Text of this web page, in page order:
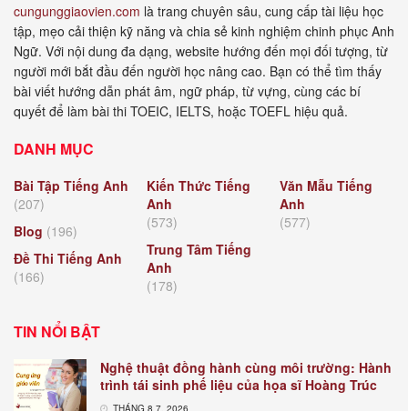
cungunggiaovien.com là trang chuyên sâu, cung cấp tài liệu học
tập, mẹo cải thiện kỹ năng và chia sẻ kinh nghiệm chinh phục Anh
Ngữ. Với nội dung đa dạng, website hướng đến mọi đối tượng, từ
người mới bắt đầu đến người học nâng cao. Bạn có thể tìm thấy
bài viết hướng dẫn phát âm, ngữ pháp, từ vựng, cùng các bí
quyết để làm bài thi TOEIC, IELTS, hoặc TOEFL hiệu quả.
DANH MỤC
Bài Tập Tiếng Anh
(207)
Blog (196)
Đề Thi Tiếng Anh
(166)
Kiến Thức Tiếng
Anh
(573)
Trung Tâm Tiếng
Anh
(178)
Văn Mẫu Tiếng
Anh
(577)
TIN NỔI BẬT
Nghệ thuật đồng hành cùng môi trường: Hành
trình tái sinh phế liệu của họa sĩ Hoàng Trúc
THÁNG 8 7, 2026